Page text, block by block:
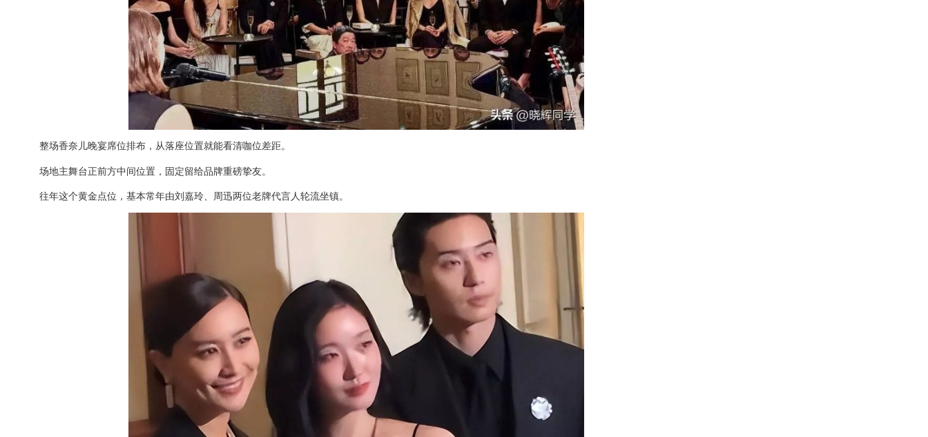
整场香奈儿晚宴席位排布，从落座位置就能看清咖位差距。
场地主舞台正前方中间位置，固定留给品牌重磅挚友。
往年这个黄金点位，基本常年由刘嘉玲、周迅两位老牌代言人轮流坐镇。